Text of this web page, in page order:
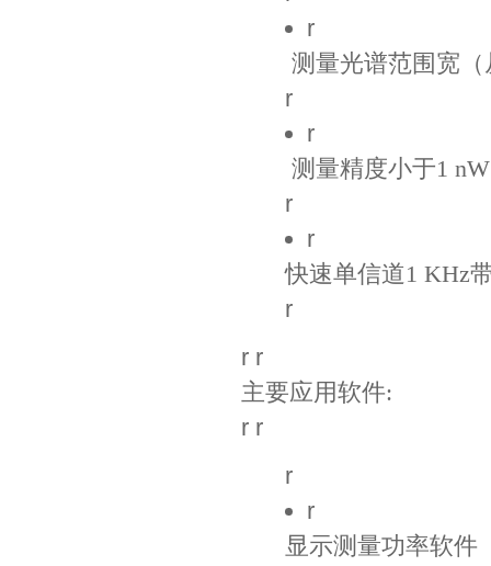
r
测量光谱范围宽
r
r
测量精度小于1
r
r
快速单信道1 KHz
r
r r
主要应用软件:
r r
r
r
显示测量功率软件